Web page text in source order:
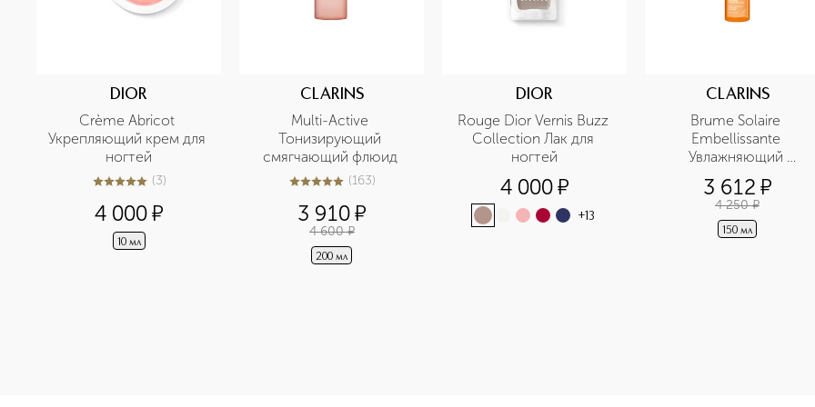
DIOR
Crème Abricot
Укрепляющий крем для
ногтей
5из 53 (3)
4 000¤
10 мл
CLARINS
Multi-Active
Тонизирующий
смягчающий флюид
5из 5163 (163)
3 910¤
4 600 ¤
200 мл
DIOR
Rouge Dior Vernis Buzz
Collection Лак для
ногтей
4 000¤
+13
CLARINS
Brume Solaire
Embellissante
Увлажняющий
солнцезащитный спрей
для тела SPF 50+
3 612 ¤
4 250 ¤
150 мл